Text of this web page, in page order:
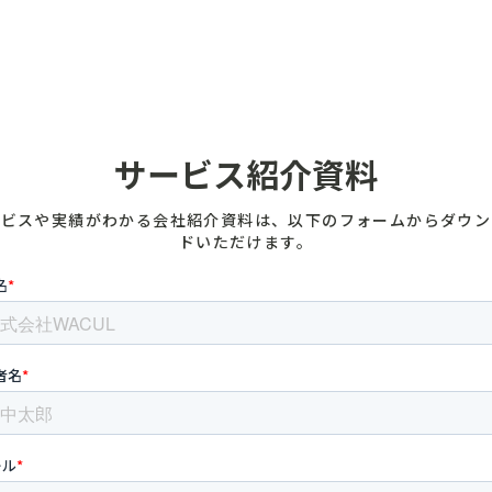
サービス紹介資料
スや実績がわかる会社紹介資料は、以下のフォームからダウ
ドいただけます。